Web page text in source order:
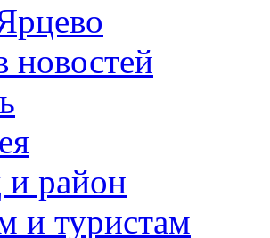
новостей
и район
и туристам